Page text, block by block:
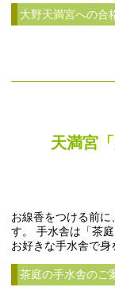
大野天満宮への合
天満宮
お線香をつける前
す。 手水舎は「茶
お好きな手水舎で身
茶庭の手水舎のご